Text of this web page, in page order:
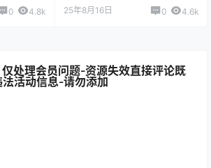
0 4.8k 25年8月16日 0 4.6k
处理会员问题-资源失效直接评论既
活动信息-请勿添加